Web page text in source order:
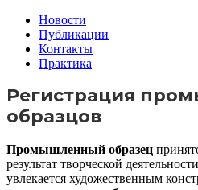
Новости
Публикации
Контакты
Практика
Регистрация
образцов
Промышленный образец
результат творческой
увлекается художественным